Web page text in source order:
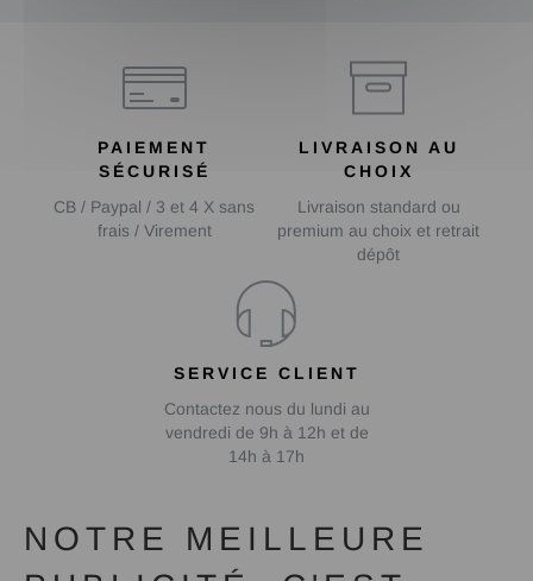
PAIEMENT
SÉCURISÉ
CB / Paypal / 3 et 4 X sans
frais / Virement
LIVRAISON AU
CHOIX
Livraison standard ou
premium au choix et retrait
dépôt
SERVICE CLIENT
Contactez nous du lundi au
vendredi de 9h à 12h et de
14h à 17h
NOTRE MEILLEURE